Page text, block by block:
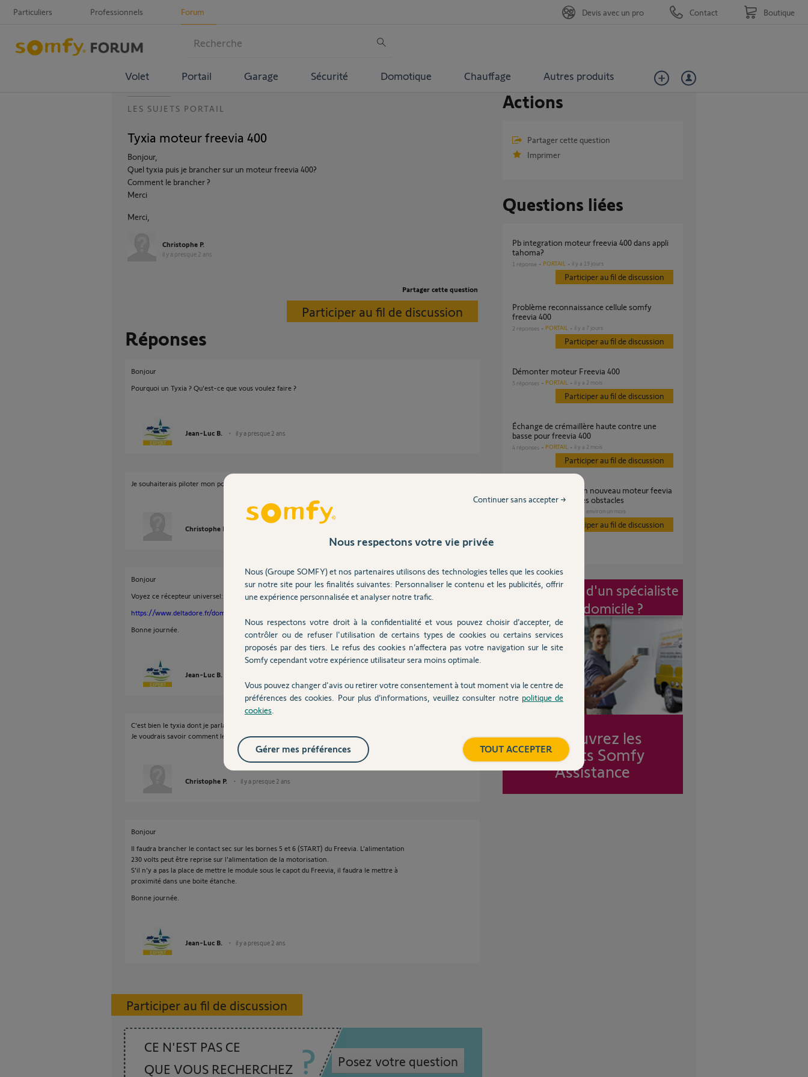
Particuliers Professionnels Forum
Volet Portail Garage Sécurité Domotique Chauffage Autres produits
Devis avec un pro Contact Boutique
LES SUJETS PORTAIL
Tyxia moteur freevia 400
Bonjour,
Quel tyxia puis je brancher sur un moteur freevia 400?
Comment le brancher ?
Merci
Merci,
Christophe P.
il y a presque 2 ans
Partager cette question
Participer au fil de discussion
Réponses
Bonjour
Pourquoi un Tyxia ? Qu'est-ce que vous voulez faire ?
Jean-Luc B. il y a presque 2 ans
Je souhaiterais piloter mon portail avec mon téléphone et l appli tydom que je possède.
Christophe P.
Bonjour
Voyez ce récepteur universel:
https://www.deltadore.fr/domotique/pilotage-volets-store-...
Bonne journée.
Jean-Luc B.
C'est bien le tyxia dont je parlais.
Je voudrais savoir comment le brancher.
Christophe P. il y a presque 2 ans
Bonjour
Il faudra brancher le contact sec sur les bornes 5 et 6 (START) du Freevia. L'alimentation
230 volts peut être reprise sur l'alimentation de la motorisation.
S'il n'y a pas la place de mettre le module sous le capot du Freevia, il faudra le mettre à
proximité dans une boite étanche.
Bonne journée.
Jean-Luc B. il y a presque 2 ans
Participer au fil de discussion
CE N'EST PAS CE
QUE VOUS RECHERCHEZ
Posez votre question
Actions
Partager cette question
Imprimer
Questions liées
pb integration moteur freevia 400 dans appli
tahoma?
1 réponse PORTAIL il y a 19 jours
Participer au fil de discussion
Problème reconnaissance cellule somfy
freevia 400
2 réponses PORTAIL il y a 7 jours
Participer au fil de discussion
Démonter moteur Freevia 400
5 réponses PORTAIL il y a 2 mois
Participer au fil de discussion
Échange de crémaillère haute contre une
basse pour freevia 400
4 réponses PORTAIL il y a 2 mois
Participer au fil de discussion
400 ne détecté pas les obstacles
il y a environ un mois
Participer au fil de discussion
Intervention d'un spécialiste
à mon domicile ?
Découvrez les
forfaits Somfy
Assistance
Nous respectons votre vie privée
Nous (Groupe SOMFY) et nos partenaires utilisons des technologies telles que les cookies
sur notre site pour les finalités suivantes: Personnaliser le contenu et les publicités, offrir
une expérience personnalisée et analyser notre trafic.
Nous respectons votre droit à la confidentialité et vous pouvez choisir d’accepter, de
contrôler ou de refuser l'utilisation de certains types de cookies ou certains services
proposés par des tiers. Le refus des cookies n’affectera pas votre navigation sur le site
Somfy cependant votre expérience utilisateur sera moins optimale.
Vous pouvez changer d'avis ou retirer votre consentement à tout moment via le centre de
préférences des cookies. Pour plus d’informations, veuillez consulter notre politique de
cookies
Continuer sans accepter →
TOUT ACCEPTER
Gérer mes préférences